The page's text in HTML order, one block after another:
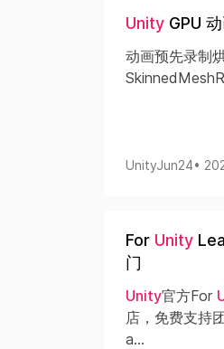
Unity GPU
动画预先录制
UnityJun24•
For Unity
门
Unity官方For
店，免费支持
a...